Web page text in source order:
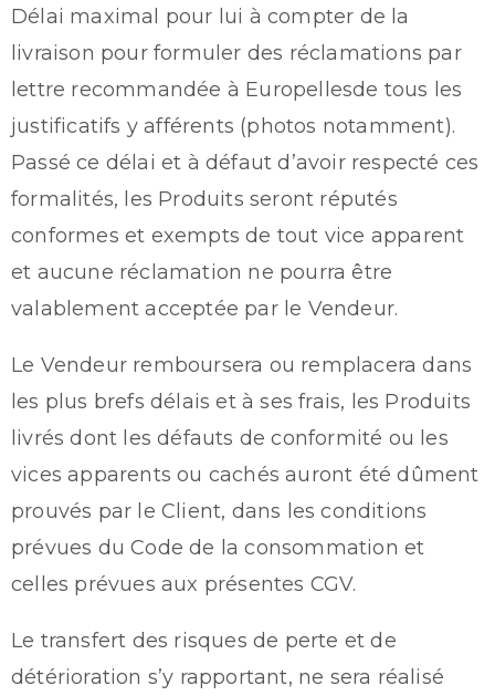
Délai maximal pour lui à compter de la
livraison pour formuler des réclamations par
lettre recommandée à Europellesde tous les
justificatifs y afférents (photos notamment).
Passé ce délai et à défaut d’avoir respecté ces
formalités, les Produits seront réputés
conformes et exempts de tout vice apparent
et aucune réclamation ne pourra être
valablement acceptée par le Vendeur.
Le Vendeur remboursera ou remplacera dans
les plus brefs délais et à ses frais, les Produits
livrés dont les défauts de conformité ou les
vices apparents ou cachés auront été dûment
prouvés par le Client, dans les conditions
prévues du Code de la consommation et
celles prévues aux présentes CGV.
Le transfert des risques de perte et de
détérioration s’y rapportant, ne sera réalisé